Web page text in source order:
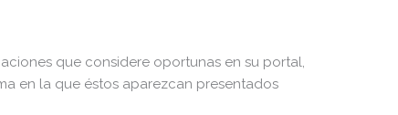
que considere oportunas en su portal,
en la que éstos aparezcan presentados